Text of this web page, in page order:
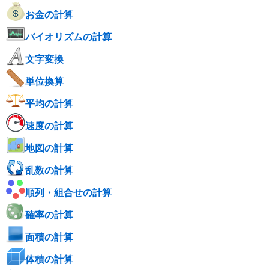
お金の計算
バイオリズムの計算
文字変換
単位換算
平均の計算
速度の計算
地図の計算
乱数の計算
順列・組合せの計算
確率の計算
面積の計算
体積の計算